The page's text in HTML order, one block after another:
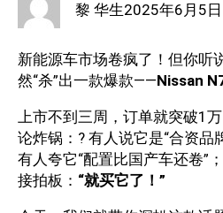
黎 华生2025年6月5日
新能源车市场卷疯了！但你听
然“杀”出一款爆款——Nissan
上市不到三周，订单就突破1
论炸锅：? 有人说它是“合资品
有人夸它“配置比国产车还卷”
接拍板： “就买它了！”